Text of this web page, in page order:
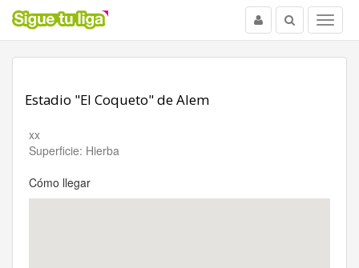
Menu
Buscar
Usuario
Estadio "El Coqueto" de Alem
xx
Superficie: Hierba
Cómo llegar